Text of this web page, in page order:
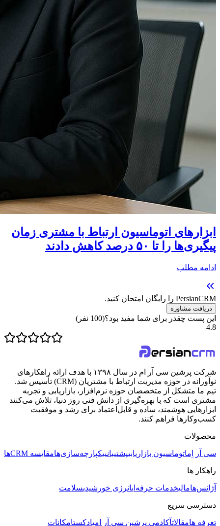
ابزارهای اتوماسیون ارتباط با مشتری زمان
پیگیری‌ها را تا ۵۰ درصد کاهش دادند
ادامه مطلب
PersianCRM را رایگان امتحان کنید.
دریافت مشاوره
این پست چقدر برای شما مفید بود؟(
100 نفر)
4.8
شرکت پرشین سی آر ام در سال ۱۳۹۸ با هدف ارائه راهکارهای
نوآورانه در حوزه مدیریت ارتباط با مشتریان (CRM) تأسیس شد.
تیم ما متشکل از متخصصان حوزه نرم‌افزار، بازاریابی و تجربه
مشتری است که با بهره‌گیری از دانش فنی روز دنیا، تلاش می‌کنند
ابزارهایی هوشمند، ساده و قابل‌اعتماد برای رشد و موفقیت
کسب‌وکارها فراهم کنند.
محصولات
سی آر اِماتوماسیون بازاریابیپشتیبانییکپارچه‌سازی‌هامقایسه CRMها
راهکار ها
آژانس‌هامالیخدمات حرفه‌ایانرژی خورشیدیسلامت
دسترسی سریع
تعرفه هامقالاتآکادمی پرشین سی آر امپادکستامکانات